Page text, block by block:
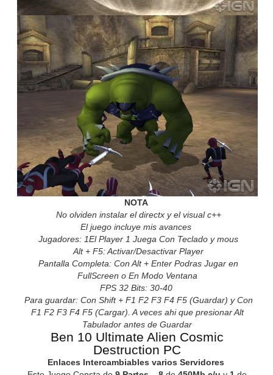
NOTA
No olviden instalar el directx y el visual c++
El juego incluye mis avances
Jugadores: 1El Player 1 Juega Con Teclado y mous
Alt + F5: Activar/Desactivar Player
Pantalla Completa: Con Alt + Enter Podras Jugar en
FullScreen o En Modo Ventana
FPS 32 Bits: 30-40
Para guardar: Con Shift + F1 F2 F3 F4 F5 (Guardar) y Con
F1 F2 F3 F4 F5 (Cargar). A veces ahi que presionar Alt
Tabulador antes de Guardar
Ben 10 Ultimate Alien Cosmic
Destruction PC
Enlaces Intercambiables varios Servidores